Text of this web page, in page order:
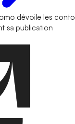
dévoile les
sa publication